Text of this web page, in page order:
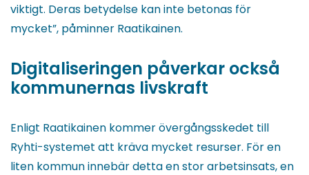
viktigt. Deras betydelse kan inte betonas för
mycket”, påminner Raatikainen.
Digitaliseringen påverkar också
kommunernas livskraft
Enligt Raatikainen kommer övergångsskedet till
Ryhti-systemet att kräva mycket resurser. För en
liten kommun innebär detta en stor arbetsinsats, en